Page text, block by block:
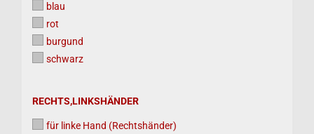
blau
rot
burgund
schwarz
RECHTS,LINKSHÄNDER
RECHTS,LINKSHÄNDER
für linke Hand (Rechtshänder)